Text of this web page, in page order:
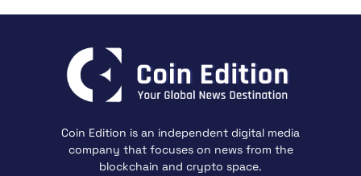
Coin Edition is an independent digital media
company that focuses on news from the
blockchain and crypto space.